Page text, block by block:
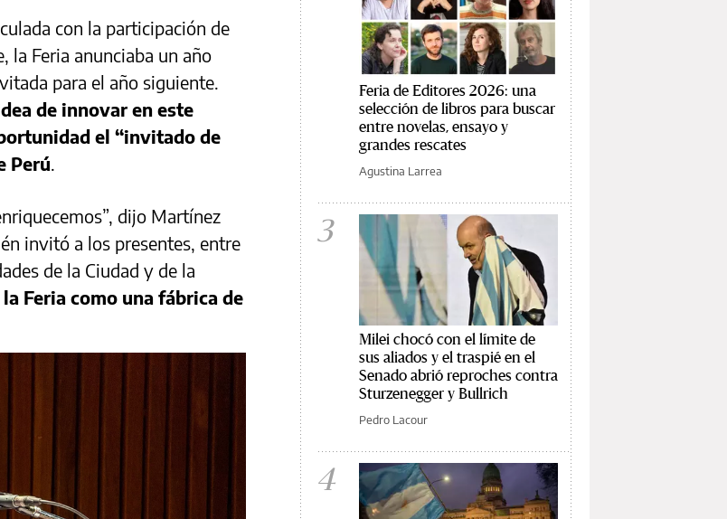
con la participación de
la Feria anunciaba un año
para el año siguiente.
de innovar en este
el “invitado de
Perú.
dijo Martínez
invitó a los presentes, entre
de la Ciudad y de la
la Feria como una fábrica de
Feria de Editores 2026: una
selección de libros para buscar
entre novelas, ensayo y
grandes rescates
Agustina Larrea
3
Milei chocó con el límite de
sus aliados y el traspié en el
Senado abrió reproches contra
Sturzenegger y Bullrich
Pedro Lacour
4